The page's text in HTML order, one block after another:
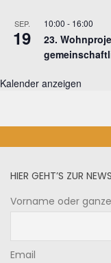
SEP.
19
10:00 - 16:00
23.
Kalender anzeigen
HIER GEHT’S ZUR
Vorname oder
Email